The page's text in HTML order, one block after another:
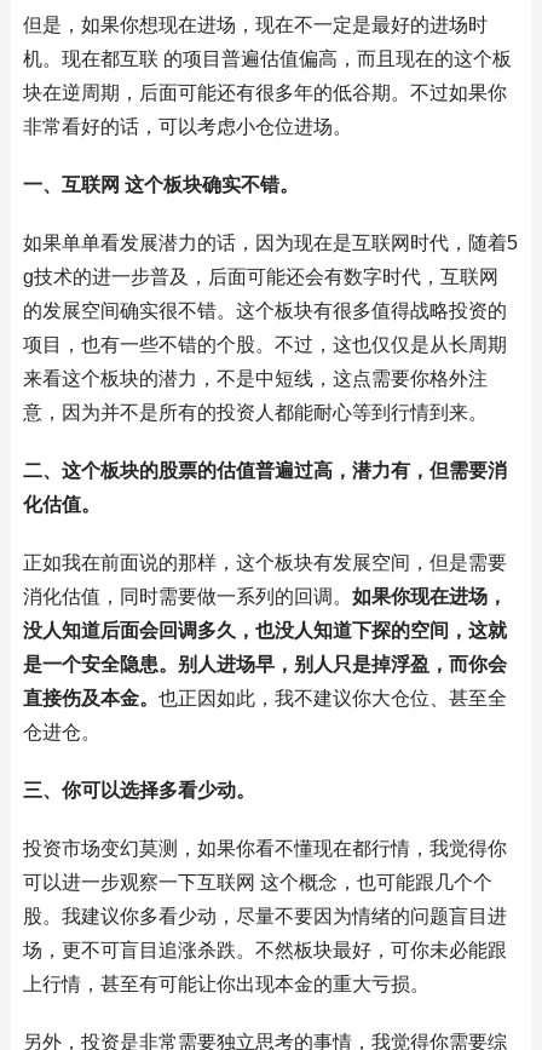
但是，如果你想现在进场，现在不一定是最好的进场时
机。现在都互联 的项目普遍估值偏高，而且现在的这个板
块在逆周期，后面可能还有很多年的低谷期。不过如果你
非常看好的话，可以考虑小仓位进场。
一、互联网 这个板块确实不错。
如果单单看发展潜力的话，因为现在是互联网时代，随着5
g技术的进一步普及，后面可能还会有数字时代，互联网
的发展空间确实很不错。这个板块有很多值得战略投资的
项目，也有一些不错的个股。不过，这也仅仅是从长周期
来看这个板块的潜力，不是中短线，这点需要你格外注
意，因为并不是所有的投资人都能耐心等到行情到来。
二、这个板块的股票的估值普遍过高，潜力有，但需要消
化估值。
正如我在前面说的那样，这个板块有发展空间，但是需要
消化估值，同时需要做一系列的回调。 如果你现在进场，
没人知道后面会回调多久，也没人知道下探的空间，这就
是一个安全隐患。别人进场早，别人只是掉浮盈，而你会
直接伤及本金。 也正因如此，我不建议你大仓位、甚至全
仓进仓。
三、你可以选择多看少动。
投资市场变幻莫测，如果你看不懂现在都行情，我觉得你
可以进一步观察一下互联网 这个概念，也可能跟几个个
股。我建议你多看少动，尽量不要因为情绪的问题盲目进
场，更不可盲目追涨杀跌。不然板块最好，可你未必能跟
上行情，甚至有可能让你出现本金的重大亏损。
另外，投资是非常需要独立思考的事情，我觉得你需要综